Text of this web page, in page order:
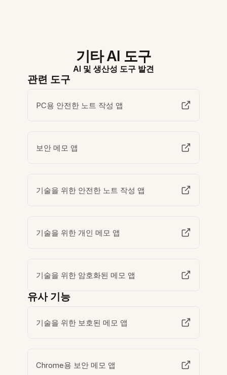
기타 AI 도구
AI 및 생산성 도구 발견
관련 도구
PC용 안전한 노트 작성 앱
보안 메모 앱
기술을 위한 안전한 노트 작성 앱
기술을 위한 개인 메모 앱
기술을 위한 암호화된 메모 앱
유사 기능
기술을 위한 보호된 메모 앱
Chrome용 보안 메모 앱